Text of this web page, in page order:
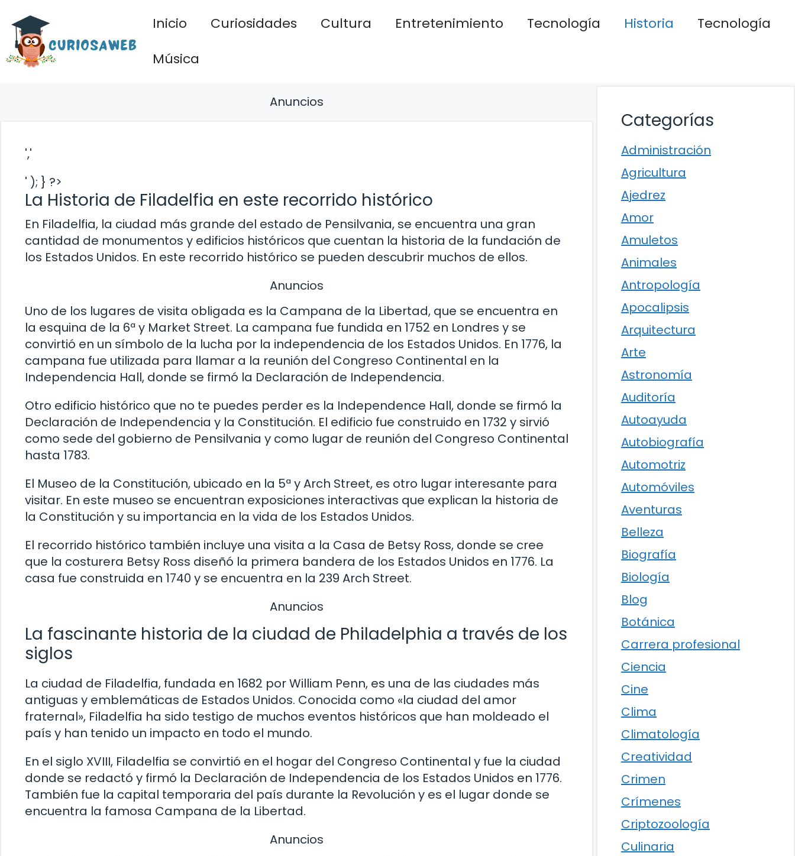
contenido
Inicio Curiosidades Cultura Entretenimiento Tecnología Historia
Tecnología
Música
Anuncios
','
' ); } ?>
La Historia de Filadelfia en este recorrido histórico
En Filadelfia, la ciudad más grande del estado de Pensilvania, se encuentra una gran
cantidad de monumentos y edificios históricos que cuentan la historia de la fundación de
los Estados Unidos. En este recorrido histórico se pueden descubrir muchos de ellos.
Anuncios
Uno de los lugares de visita obligada es la Campana de la Libertad, que se encuentra en
la esquina de la 6ª y Market Street. La campana fue fundida en 1752 en Londres y se
convirtió en un símbolo de la lucha por la independencia de los Estados Unidos. En 1776, la
campana fue utilizada para llamar a la reunión del Congreso Continental en la
Independencia Hall, donde se firmó la Declaración de Independencia.
Otro edificio histórico que no te puedes perder es la Independence Hall, donde se firmó la
Declaración de Independencia y la Constitución. El edificio fue construido en 1732 y sirvió
como sede del gobierno de Pensilvania y como lugar de reunión del Congreso Continental
hasta 1783.
El Museo de la Constitución, ubicado en la 5ª y Arch Street, es otro lugar interesante para
visitar. En este museo se encuentran exposiciones interactivas que explican la historia de
la Constitución y su importancia en la vida de los Estados Unidos.
El recorrido histórico también incluye una visita a la Casa de Betsy Ross, donde se cree
que la costurera Betsy Ross diseñó la primera bandera de los Estados Unidos en 1776. La
casa fue construida en 1740 y se encuentra en la 239 Arch Street.
Anuncios
La fascinante historia de la ciudad de Philadelphia a través de los
siglos
La ciudad de Filadelfia, fundada en 1682 por William Penn, es una de las ciudades más
antiguas y emblemáticas de Estados Unidos. Conocida como «la ciudad del amor
fraternal», Filadelfia ha sido testigo de muchos eventos históricos que han moldeado el
país y han tenido un impacto en todo el mundo.
En el siglo XVIII, Filadelfia se convirtió en el hogar del Congreso Continental y fue la ciudad
donde se redactó y firmó la Declaración de Independencia de los Estados Unidos en 1776.
También fue la capital temporaria del país durante la Revolución y es el lugar donde se
encuentra la famosa Campana de la Libertad.
Anuncios
Categorías
Administración
Agricultura
Ajedrez
Amor
Amuletos
Animales
Antropología
Apocalipsis
Arquitectura
Arte
Astronomía
Auditoría
Autoayuda
Autobiografía
Automotriz
Automóviles
Aventuras
Belleza
Biografía
Biología
Blog
Botánica
Carrera profesional
Ciencia
Cine
Clima
Climatología
Creatividad
Crimen
Crímenes
Criptozoología
Culinaria